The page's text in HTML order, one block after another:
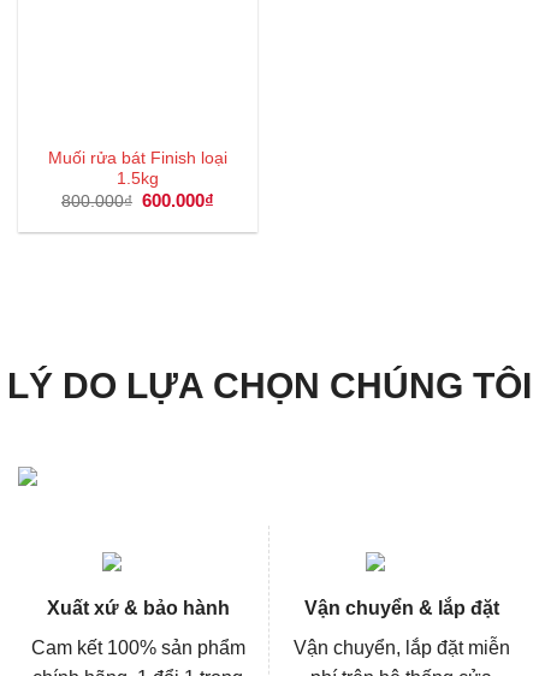
Muối rửa bát Finish loại
1.5kg
800.000₫ Giá
là:
600.000₫
tại
LÝ DO LỰA CHỌN CHÚNG TÔI
Xuất xứ & bảo hành
Cam kết 100% sản phẩm
Vận chuyển & lắp đặt
Vận chuyển, lắp đặt miễn